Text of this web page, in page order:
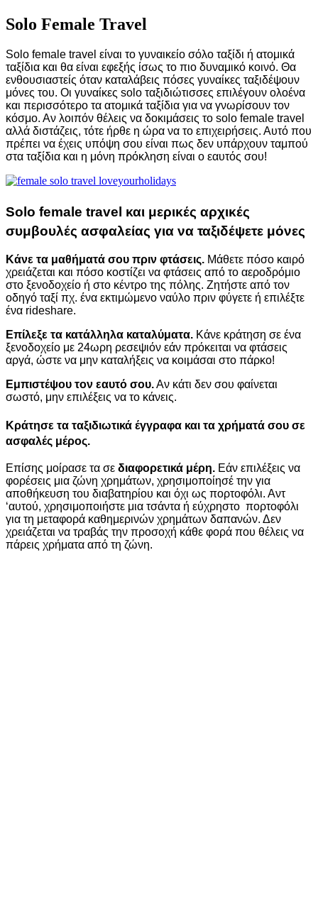
Solo Female Travel
Solo female travel είναι το γυναικείο σόλο ταξίδι ή ατομικά
ταξίδια και θα είναι εφεξής ίσως το πιο δυναμικό κοινό. Θα
ενθουσιαστείς όταν καταλάβεις πόσες γυναίκες ταξιδέψουν
μόνες του. Οι γυναίκες solo ταξιδιώτισσες επιλέγουν ολοένα
και περισσότερο τα ατομικά ταξίδια για να γνωρίσουν τον
κόσμο. Αν λοιπόν θέλεις να δοκιμάσεις το solo female travel
αλλά διστάζεις, τότε ήρθε η ώρα να το επιχειρήσεις. Αυτό που
πρέπει να έχεις υπόψη σου είναι πως δεν υπάρχουν ταμπού
στα ταξίδια και η μόνη πρόκληση είναι ο εαυτός σου!
Solo female travel και μερικές αρχικές
συμβουλές ασφαλείας για να ταξιδέψετε μόνες
Κάνε τα μαθήματά σου πριν φτάσεις. Μάθετε πόσο καιρό
χρειάζεται και πόσο κοστίζει να φτάσεις από το αεροδρόμιο
στο ξενοδοχείο ή στο κέντρο της πόλης. Ζητήστε από τον
οδηγό ταξί πχ. ένα εκτιμώμενο ναύλο πριν φύγετε ή επιλέξτε
ένα rideshare.
Επίλεξε τα κατάλληλα καταλύματα. Κάνε κράτηση σε ένα
ξενοδοχείο με 24ωρη ρεσεψιόν εάν πρόκειται να φτάσεις
αργά, ώστε να μην καταλήξεις να κοιμάσαι στο πάρκο!
Εμπιστέψου τον εαυτό σου.Αν κάτι δεν σου φαίνεται
σωστό, μην επιλέξεις να το κάνεις.
Κράτησε τα ταξιδιωτικά έγγραφα και τα χρήματά σου σε
ασφαλές μέρος.
Επίσης μοίρασε τα σε διαφορετικά μέρη. Εάν επιλέξεις να
φορέσεις μια ζώνη χρημάτων, χρησιμοποίησέ την για
αποθήκευση του διαβατηρίου και όχι ως πορτοφόλι. Αντ
‘αυτού, χρησιμοποιήστε μια τσάντα ή εύχρηστο πορτοφόλι
για τη μεταφορά καθημερινών χρημάτων δαπανών. Δεν
χρειάζεται να τραβάς την προσοχή κάθε φορά που θέλεις να
πάρεις χρήματα από τη ζώνη.